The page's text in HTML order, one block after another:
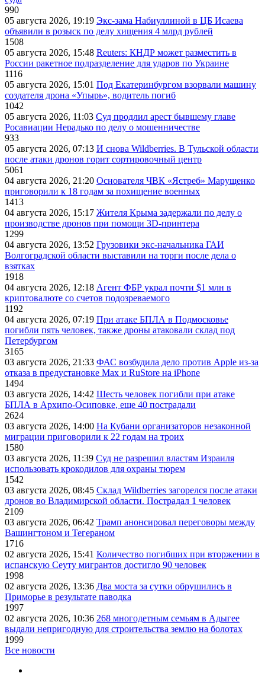
990
05 августа 2026, 19:19 Экс-зама Набиуллиной в ЦБ Исаева
объявили в розыск по делу хищения 4 млрд рублей
1508
05 августа 2026, 15:48 Reuters: КНДР может разместить в
России ракетное подразделение для ударов по Украине
1116
05 августа 2026, 15:01 Под Екатеринбургом взорвали машину
создателя дрона «Упырь», водитель погиб
1042
05 августа 2026, 11:03 Суд продлил арест бывшему главе
Росавиации Нерадько по делу о мошенничестве
933
05 августа 2026, 07:13 И снова Wildberries. В Тульской области
после атаки дронов горит сортировочный центр
5061
04 августа 2026, 21:20 Основателя ЧВК «Ястреб» Марущенко
приговорили к 18 годам за похищение военных
1413
04 августа 2026, 15:17 Жителя Крыма задержали по делу о
производстве дронов при помощи 3D‑принтера
1299
04 августа 2026, 13:52 Грузовики экс-начальника ГАИ
Волгоградской области выставили на торги после дела о
взятках
1918
04 августа 2026, 12:18 Агент ФБР украл почти $1 млн в
криптовалюте со счетов подозреваемого
1192
04 августа 2026, 07:19 При атаке БПЛА в Подмосковье
погибли пять человек, также дроны атаковали склад под
Петербургом
3165
03 августа 2026, 21:33 ФАС возбудила дело против Apple из-за
отказа в предустановке Max и RuStore на iPhone
1494
03 августа 2026, 14:42 Шесть человек погибли при атаке
БПЛА в Архипо-Осиповке, еще 40 пострадали
2624
03 августа 2026, 14:00 На Кубани организаторов незаконной
миграции приговорили к 22 годам на троих
1580
03 августа 2026, 11:39 Суд не разрешил властям Израиля
использовать крокодилов для охраны тюрем
1542
03 августа 2026, 08:45 Склад Wildberries загорелся после атаки
дронов во Владимирской области. Пострадал 1 человек
2109
03 августа 2026, 06:42 Трамп анонсировал переговоры между
Вашингтоном и Тегераном
1716
02 августа 2026, 15:41 Количество погибших при вторжении в
испанскую Сеуту мигрантов достигло 90 человек
1998
02 августа 2026, 13:36 Два моста за сутки обрушились в
Приморье в результате паводка
1997
02 августа 2026, 10:36 268 многодетным семьям в Адыгее
выдали непригодную для строительства землю на болотах
1999
Все новости